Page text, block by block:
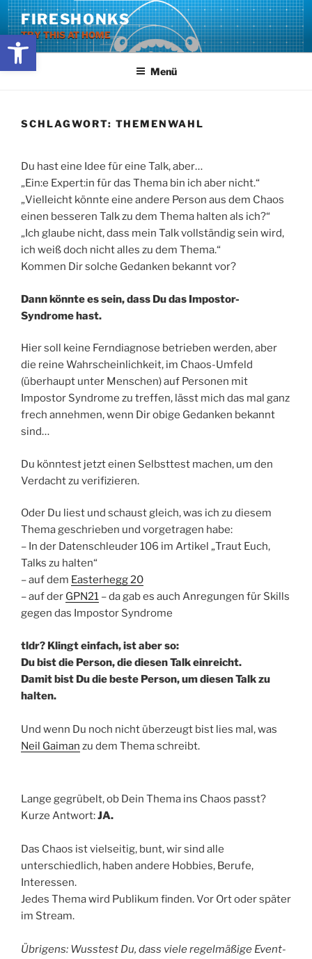
Werkzeugleiste öffnen
Zum
Inhalt
springen
FIRESHONKS
TRY THIS AT HOME
Menü
SCHLAGWORT: THEMENWAHL
Du hast eine Idee für eine Talk, aber…
„Ein:e Expert:in für das Thema bin ich aber nicht.“
„Vielleicht könnte eine andere Person aus dem Chaos
einen besseren Talk zu dem Thema halten als ich?“
„Ich glaube nicht, dass mein Talk vollständig sein wird,
ich weiß doch nicht alles zu dem Thema.“
Kommen Dir solche Gedanken bekannt vor?
Dann könnte es sein, dass Du das Impostor-
Syndrome hast.
Hier soll keine Ferndiagnose betrieben werden, aber
die reine Wahrscheinlichkeit, im Chaos-Umfeld
(überhaupt unter Menschen) auf Personen mit
Impostor Syndrome zu treffen, lässt mich das mal ganz
frech annehmen, wenn Dir obige Gedanken bekannt
sind…
Du könntest jetzt einen Selbsttest machen, um den
Verdacht zu verifizieren.
Oder Du liest und schaust gleich, was ich zu diesem
Thema geschrieben und vorgetragen habe:
– In der Datenschleuder 106 im Artikel „Traut Euch,
Talks zu halten“
– auf dem Easterhegg 20
– auf der GPN21 – da gab es auch Anregungen für Skills
gegen das Impostor Syndrome
tldr? Klingt einfach, ist aber so:
Du bist die Person, die diesen Talk einreicht.
Damit bist Du die beste Person, um diesen Talk zu
halten.
Und wenn Du noch nicht überzeugt bist lies mal, was
Neil Gaiman zu dem Thema schreibt.
Lange gegrübelt, ob Dein Thema ins Chaos passt?
Kurze Antwort:JA.
Das Chaos ist vielseitig, bunt, wir sind alle
unterschiedlich, haben andere Hobbies, Berufe,
Interessen.
Jedes Thema wird Publikum finden. Vor Ort oder später
im Stream.
Übrigens: Wusstest Du, dass viele regelmäßige Event-